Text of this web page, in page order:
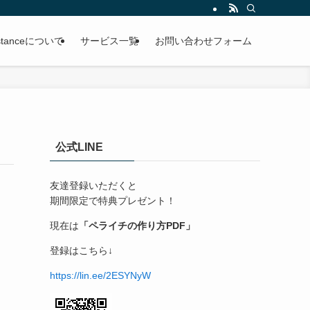
について サービス一覧 お問い合わせフォーム
公式LINE
友達登録いただくと
期間限定で特典プレゼント！
現在は 「ペライチの作り方PDF」
登録はこちら↓
https://lin.ee/2ESYNyW